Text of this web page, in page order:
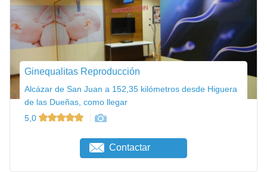
Ginequalitas Reproducción
Alcázar de San Juan a 152,35 kilómetros desde Higuera
de las Dueñas, como llegar
5,0
Contactar